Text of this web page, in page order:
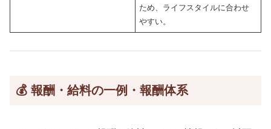
ため、ライフスタイルに合わせ
やすい。
💰 報酬・給料の一例・報酬体系